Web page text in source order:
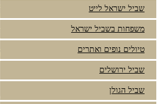
שביל ישראל לייט
משפחות בשביל ישראל
טיולים נופים ואתרים
שביל ירושלים
שביל הגולן